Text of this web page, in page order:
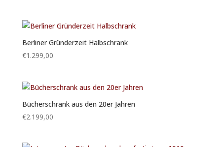
Berliner Gründerzeit Halbschrank
€1.299,00
Bücherschrank aus den 20er Jahren
€2.199,00